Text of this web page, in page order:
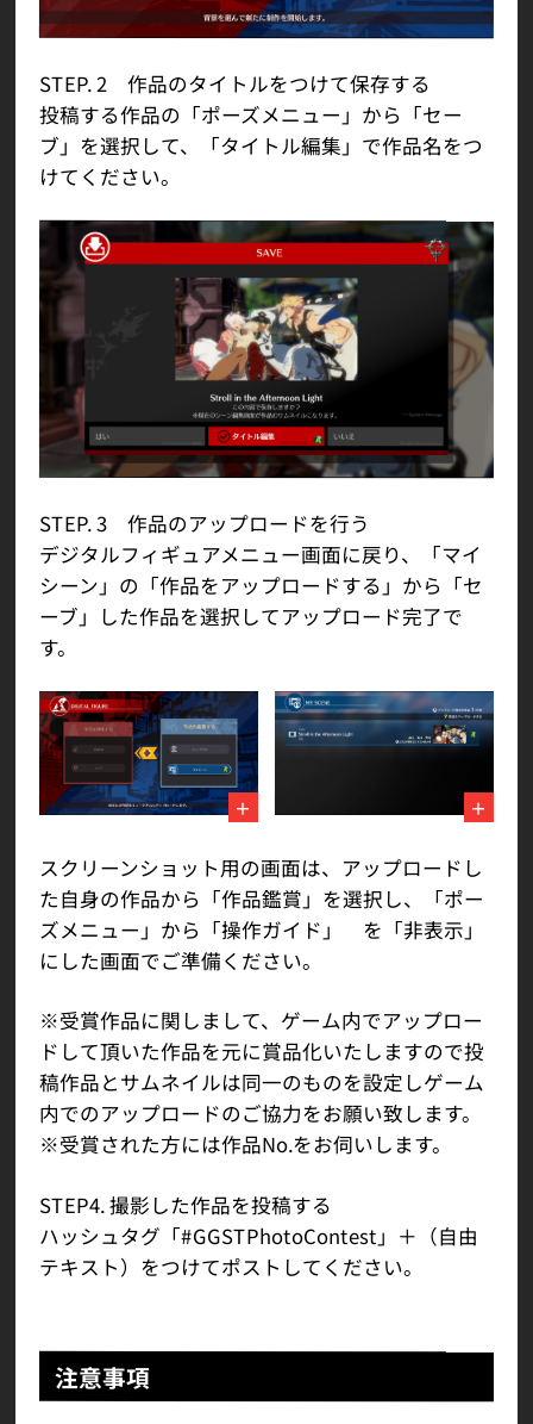
STEP. 2 作品のタイトルをつけて保存する
投稿する作品の「ポーズメニュー」から「セー
ブ」を選択して、「タイトル編集」で作品名をつ
けてください。
STEP. 3 作品のアップロードを行う
デジタルフィギュアメニュー画面に戻り、「マイ
シーン」の「作品をアップロードする」から「セ
ーブ」した作品を選択してアップロード完了で
す。
スクリーンショット用の画面は、アップロードし
た自身の作品から「作品鑑賞」を選択し、「ポー
ズメニュー」から「操作ガイド」 を「非表示」
にした画面でご準備ください。
※受賞作品に関しまして、ゲーム内でアップロー
ドして頂いた作品を元に賞品化いたしますので投
稿作品とサムネイルは同一のものを設定しゲーム
内でのアップロードのご協力をお願い致します。
※受賞された方には作品No.をお伺いします。
STEP4. 撮影した作品を投稿する
ハッシュタグ「#GGSTPhotoContest」＋（自由
テキスト）をつけてポストしてください。
注意事項